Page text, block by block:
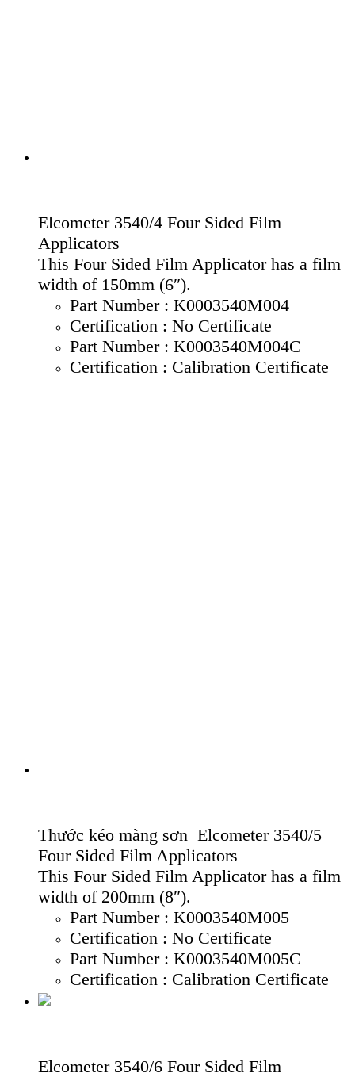
Elcometer 3540/4 Four Sided Film
Applicators
This Four Sided Film Applicator has a film
width of 150mm (6″).
Part Number : K0003540M004
Certification : No Certificate
Part Number : K0003540M004C
Certification : Calibration Certificate
Thước kéo màng sơn Elcometer 3540/5
Four Sided Film Applicators
This Four Sided Film Applicator has a film
width of 200mm (8″).
Part Number : K0003540M005
Certification : No Certificate
Part Number : K0003540M005C
Certification : Calibration Certificate
Elcometer 3540/6 Four Sided Film